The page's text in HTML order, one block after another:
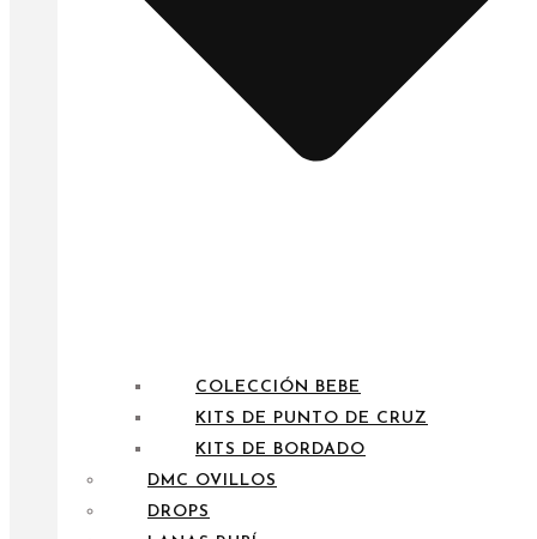
COLECCIÓN BEBE
KITS DE PUNTO DE CRUZ
KITS DE BORDADO
DMC OVILLOS
DROPS